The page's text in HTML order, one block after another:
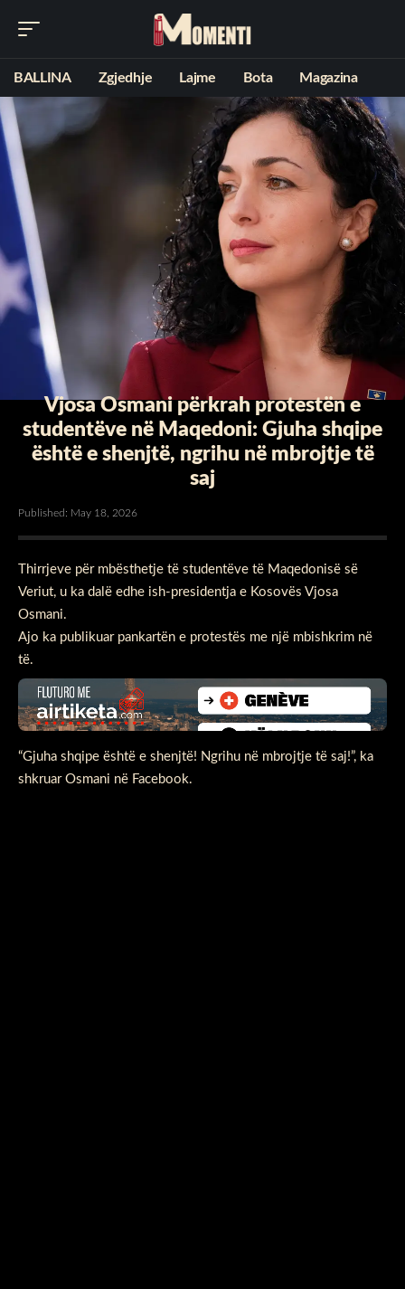
BALLINA Zgjedhje Lajme Bota Magazina
Vjosa Osmani përkrah protestën e
studentëve në Maqedoni: Gjuha shqipe
është e shenjtë, ngrihu në mbrojtje të
saj
Published: May 18, 2026
Thirrjeve për mbësthetje të studentëve të Maqedonisë së
Veriut, u ka dalë edhe ish-presidentja e Kosovës Vjosa
Osmani.
Ajo ka publikuar pankartën e protestës me një mbishkrim në
të.
“Gjuha shqipe është e shenjtë! Ngrihu në mbrojtje të saj!”, ka
shkruar Osmani në Facebook.